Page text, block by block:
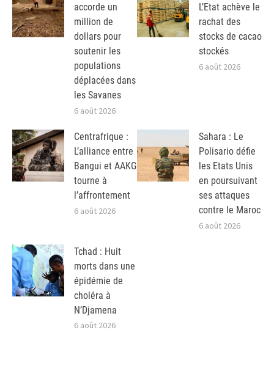
accorde un
million de
dollars pour
soutenir les
populations
déplacées dans
les Savanes
6 août 2026
L’Etat achève le
rachat des
stocks de cacao
stockés
6 août 2026
Centrafrique :
L’alliance entre
Bangui et AAKG
tourne à
l’affrontement
6 août 2026
Sahara : Le
Polisario défie
les Etats Unis
en poursuivant
ses attaques
contre le Maroc
6 août 2026
Tchad : Huit
morts dans une
épidémie de
choléra à
N’Djamena
6 août 2026